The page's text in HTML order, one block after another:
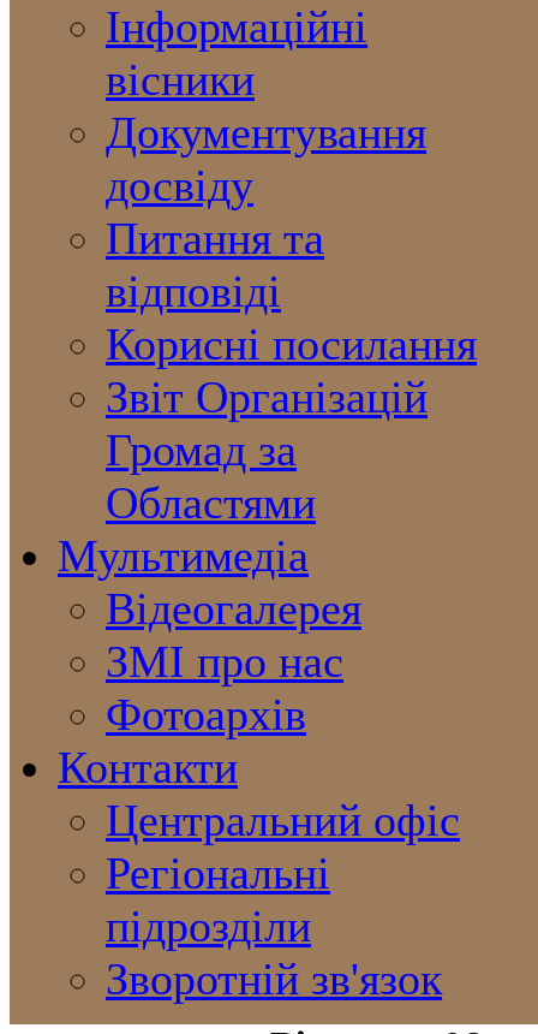
Інформаційні
вісники
Документування
досвіду
Питання та
відповіді
Корисні посилання
Звіт Організацій
Громад за
Областями
Мультимедіа
Відеогалерея
ЗМІ про нас
Фотоархів
Контакти
Центральний офіс
Регіональні
підрозділи
Зворотній зв'язок